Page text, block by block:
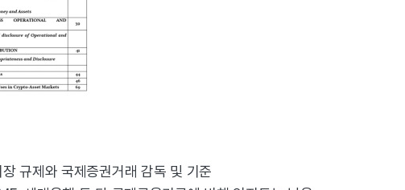
규제와 국제증권거래 감독 및 기준